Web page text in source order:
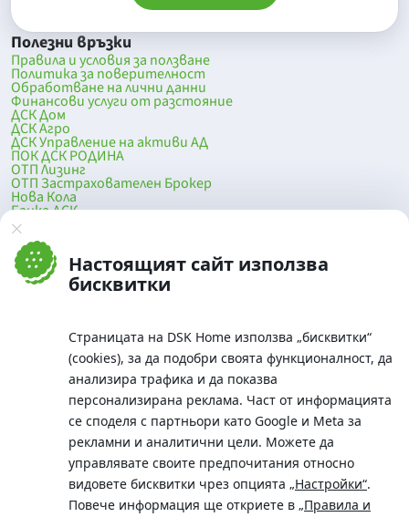
Настоящият сайт използва
бисквитки
Страницата на DSK Home използва „бисквитки“
(cookies), за да подобри своята функционалност, да
анализира трафика и да показва
персонализирана реклама. Част от информацията
се споделя с партньори като Google и Meta за
рекламни и аналитични цели. Можете да
управлявате своите предпочитания относно
видовете бисквитки чрез опцията „Настройки“.
Повече информация ще откриете в „Правила и
Полезни връзки
Правила и условия за ползване
Политика за поверителност
Обработване на лични данни
Финансови услуги от разстояние
ДСК Дом
ДСК Агро
ДСК Управление на активи АД
ПОК ДСК РОДИНА
ОТП Лизинг
ОТП Застрахователен Брокер
Нова Кола
Банка ДСК
DSK Mobile
Оферти за продажба от Банка ДСК
Клонова мрежа и банкомати
До началото на страницата
Телефон:
0700 10 375 / *2375